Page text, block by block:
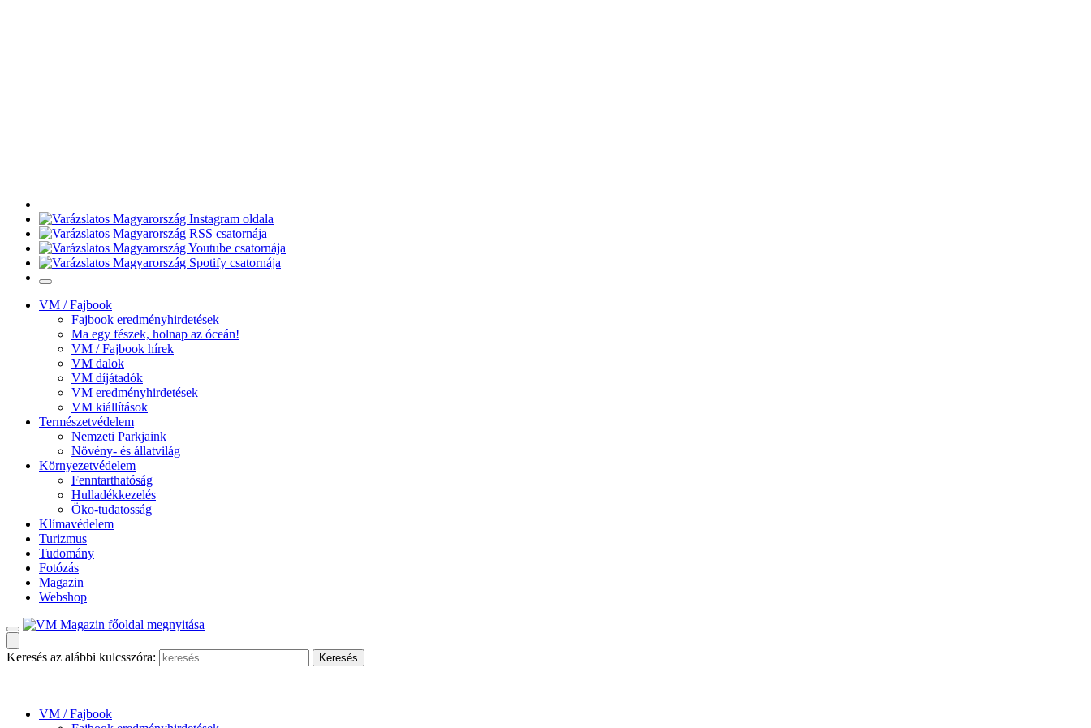
VM / Fajbook
Fajbook eredményhirdetések
Ma egy fészek, holnap az óceán!
VM / Fajbook hírek
VM dalok
VM díjátadók
VM eredményhirdetések
VM kiállítások
Természetvédelem
Nemzeti Parkjaink
Növény- és állatvilág
Környezetvédelem
Fenntarthatóság
Hulladékkezelés
Öko-tudatosság
Klímavédelem
Turizmus
Tudomány
Fotózás
Magazin
Webshop
Keresés az alábbi kulcsszóra:
VM / Fajbook